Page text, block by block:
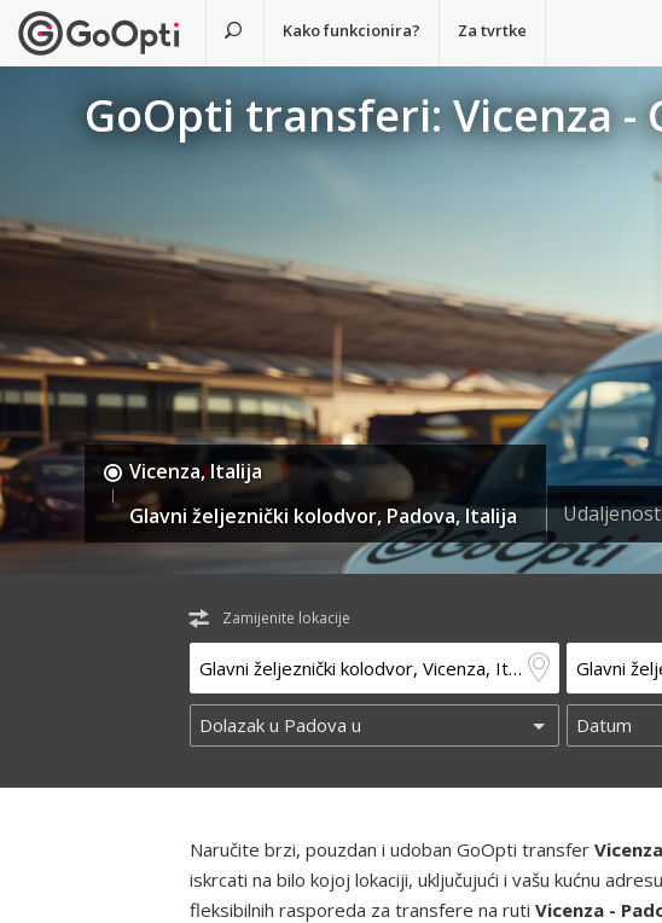
Kako funkcionira? Za tvrtke
GoOpti transferi: Vicenza
Vicenza, Italija
Glavni željeznički kolodvor, Padova, Italija
Zamijenite lokacije
Naručite brzi, pouzdan i udoban GoOpti transfer
iskrcati na bilo kojoj lokaciji, uključujući i vašu kućnu
fleksibilnih rasporeda za transfere na ruti Vicenza -